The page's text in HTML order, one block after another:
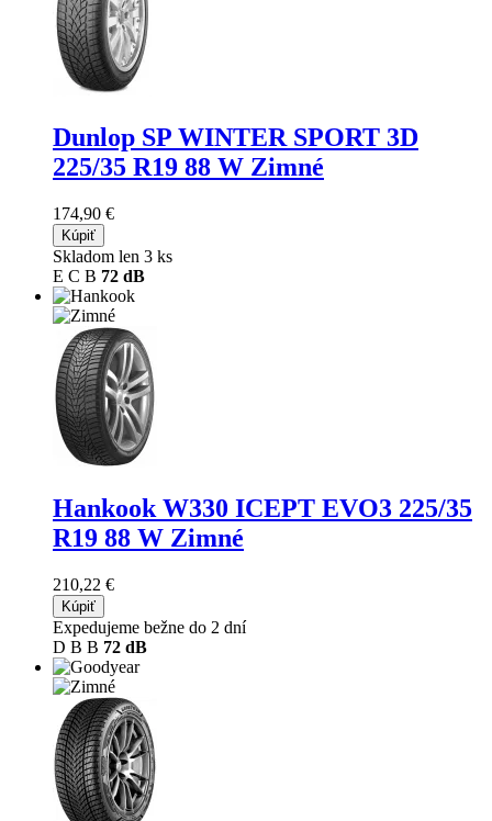
Dunlop SP WINTER SPORT 3D
225/35 R19 88 W Zimné
174,90 €
Kúpiť
Skladom len 3 ks
E C B 72 dB
Hankook W330 ICEPT EVO3 225/35
R19 88 W Zimné
210,22 €
Kúpiť
Expedujeme bežne do 2 dní
D B B 72 dB